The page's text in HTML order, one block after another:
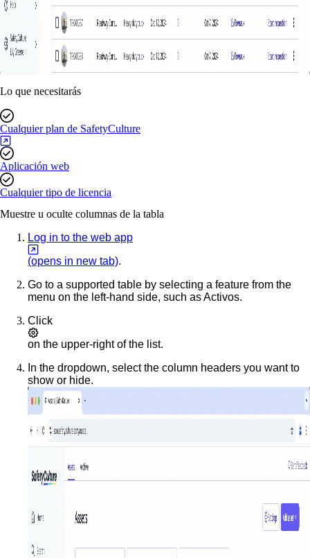
Lo que necesitarás
Cualquier plan de SafetyCulture
Aplicación web
Cualquier tipo de licencia
Muestre u oculte columnas de la tabla
Log in to the web app
(opens in new tab).
Go to a supported table by selecting a feature from the
menu on the left-hand side, such asActivos.
Click
on the upper-right of the list.
In the dropdown, select the column headers you want to
show or hide.